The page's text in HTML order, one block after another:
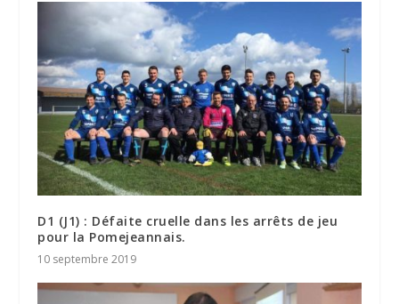
D1 (J1) : Défaite cruelle dans les arrêts de jeu
pour la Pomejeannais.
10 septembre 2019